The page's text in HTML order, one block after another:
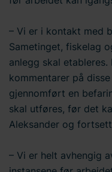
– Vi er i kontakt med
Sametinget, fiskelag
anlegg skal etableres.
kommentarer på
gjennomført en
skal utføres, før det
Aleksander og
– Vi er helt avhengig